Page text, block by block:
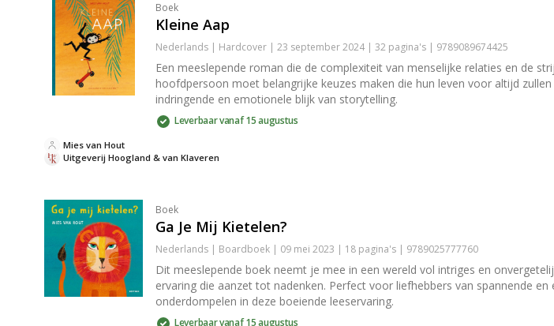
Boek
Kleine Aap
Nederlands | Hardcover | 23 september 2024 | 32 pagina's | 9789089674425
Een meeslepende roman die de complexiteit van menselijke relaties en de
hoofdpersoon moet belangrijke keuzes maken die hun leven voor altijd
indringende en emotionele blijk van storytelling.
Leverbaar vanaf 15 augustus
Uitgeverij Hoogland & van Klaveren
Mies van Hout
Boek
Ga Je Mij Kietelen?
Nederlands | Boardboek | 09 mei 2023 | 18 pagina's | 9789025777760
Dit meeslepende boek neemt je mee in een wereld vol intriges en
ervaring die aanzet tot nadenken. Perfect voor liefhebbers van spannende
onderdompelen in deze boeiende leeservaring.
Leverbaar vanaf 15 augustus